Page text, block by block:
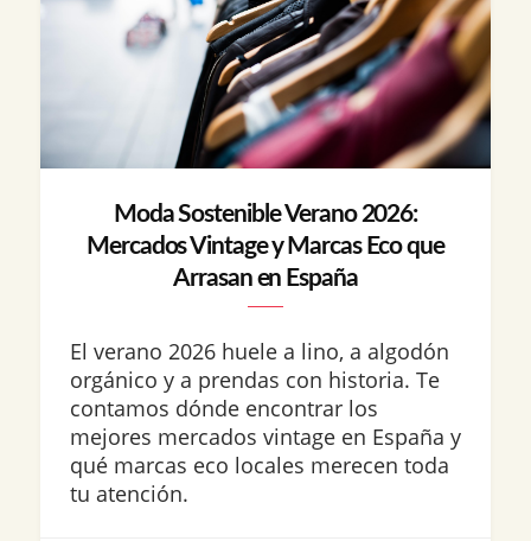
Moda Sostenible Verano 2026:
Mercados Vintage y Marcas Eco que
Arrasan en España
El verano 2026 huele a lino, a algodón
orgánico y a prendas con historia. Te
contamos dónde encontrar los
mejores mercados vintage en España y
qué marcas eco locales merecen toda
tu atención.